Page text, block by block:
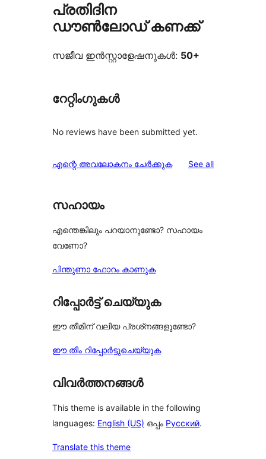
പ്രതിദിന
ഡൗൺലോഡ് കണക്ക്
സജീവ ഇൻസ്റ്റാളേഷനുകൾ: 50+
റേറ്റിംഗുകൾ
No reviews have been submitted yet.
എന്റെ അവലോകനം ചേർക്കുക See allreviews
സഹായം
എന്തെങ്കിലും പറയാനുണ്ടോ? സഹായം
വേണോ?
പിന്തുണാ ഫോറം കാണുക
റിപ്പോർട്ട് ചെയ്യുക
ഈ തീമിന് വലിയ പ്രശ്‌നങ്ങളുണ്ടോ?
ഈ തീം റിപ്പോർട്ടുചെയ്യുക
വിവർത്തനങ്ങൾ
This theme is available in the following
languages: English (US) ഒപ്പം Русский.
Translate this theme